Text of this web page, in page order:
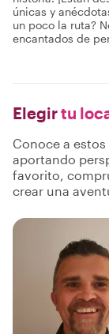
únicas y
un poco la ruta?
encantados de
Elegirtu
Conoce a
aportando
favorito,
crear una